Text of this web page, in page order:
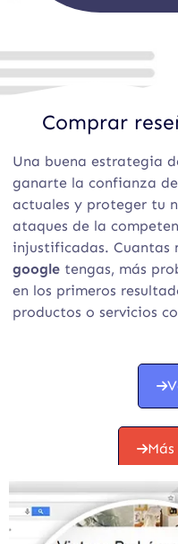
Comprar
Una buena estrategia
ganarte la confianza
actuales y proteger tu
ataques de la
injustificadas. Cuantas
google tengas, más
en los primeros
productos o servicios